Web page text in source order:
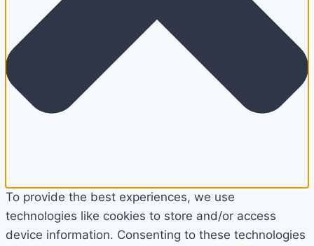
To provide the best experiences, we use
technologies like cookies to store and/or access
device information. Consenting to these technologies